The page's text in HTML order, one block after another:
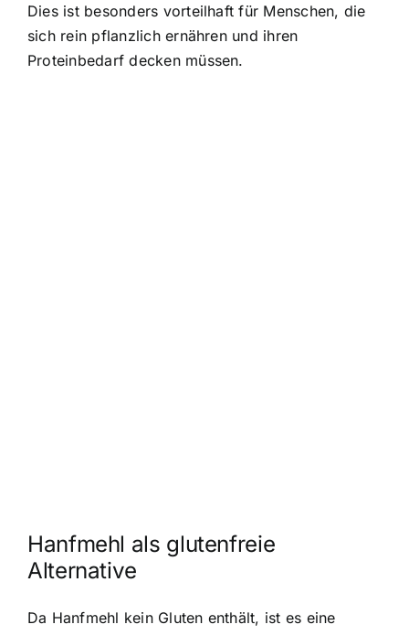
Dies ist besonders vorteilhaft für Menschen, die
sich rein pflanzlich ernähren und ihren
Proteinbedarf decken müssen.
Hanfmehl als glutenfreie
Alternative
Da Hanfmehl kein Gluten enthält, ist es eine